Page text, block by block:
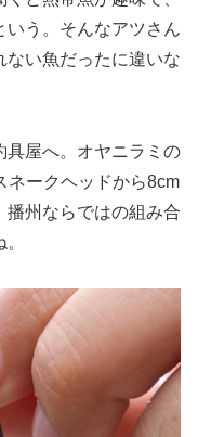
いう。そんなアツさん
ない魚だったに違いな
具屋へ。オヤニラミの
ネークヘッドから8cm
州ならではの組み合